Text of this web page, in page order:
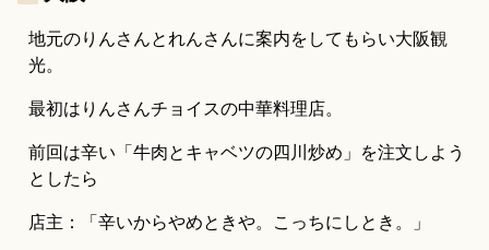
地元のりんさんとれんさんに案内をしてもらい大阪観
光。
最初はりんさんチョイスの中華料理店。
前回は辛い「牛肉とキャベツの四川炒め」を注文しよう
としたら
店主：「辛いからやめときや。こっちにしとき。」